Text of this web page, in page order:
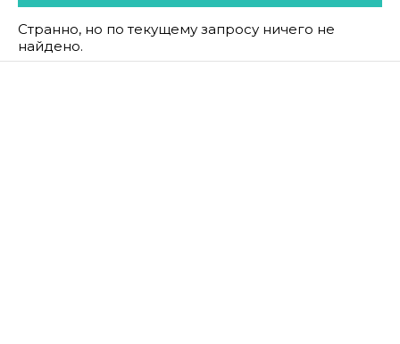
Странно, но по текущему запросу ничего не
найдено.